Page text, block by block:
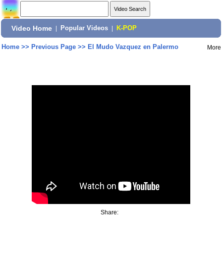
Video Home Popular Videos K-POP
Home>> Previous Page>> El Mudo Vazquez en Palermo More
Share: